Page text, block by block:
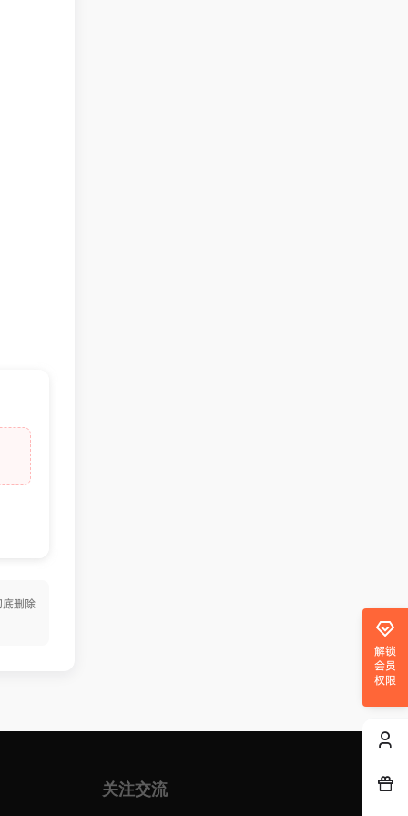
删除
解锁
会员
权限
关注交流